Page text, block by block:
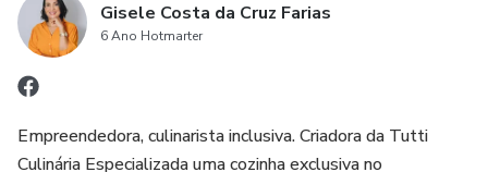
Gisele Costa da Cruz Farias
6 Ano Hotmarter
Empreendedora, culinarista inclusiva. Criadora da Tutti
Culinária Especializada uma cozinha exclusiva no